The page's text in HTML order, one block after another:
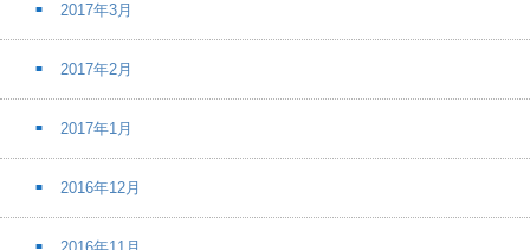
2017年3月
2017年2月
2017年1月
2016年12月